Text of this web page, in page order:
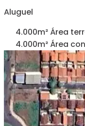
Aluguel
4.000m² Área
4.000m² Área